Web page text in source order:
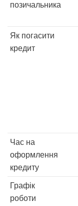
позичальника
Як погасити
кредит
Час на
оформлення
кредиту
Графік
роботи